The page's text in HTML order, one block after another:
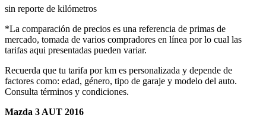
sin reporte de kilómetros
*La comparación de precios es una referencia de primas de
mercado, tomada de varios compradores en línea por lo cual las
tarifas aqui presentadas pueden variar.
Recuerda que tu tarifa por km es personalizada y depende de
factores como: edad, género, tipo de garaje y modelo del auto.
Consulta términos y condiciones.
Mazda 3 AUT 2016